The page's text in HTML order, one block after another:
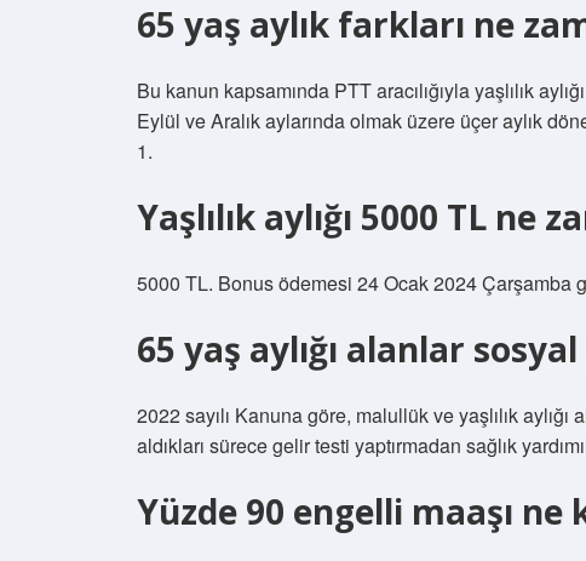
65 yaş aylık farkları ne
Bu kanun kapsamında PTT aracılığıyla yaşlılık
Eylül ve Aralık aylarında olmak üzere üçer aylık
1.
Yaşlılık aylığı 5000 TL ne
5000 TL. Bonus ödemesi 24 Ocak 2024 Çarşamba
65 yaş aylığı alanlar
2022 sayılı Kanuna göre, malullük ve yaşlılık
aldıkları sürece gelir testi yaptırmadan sağlık
Yüzde 90 engelli maaşı ne